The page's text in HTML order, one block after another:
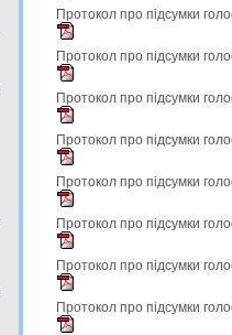
Протокол про підсумки
Протокол про підсумки
Протокол про підсумки
Протокол про підсумки
Протокол про підсумки
Протокол про підсумки
Протокол про підсумки
Протокол про підсумки